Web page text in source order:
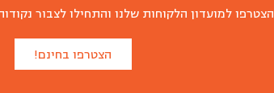
הצטרפו למועדון הלקוחות שלנו והתחילו לצבור
הצטרפו בחינם!